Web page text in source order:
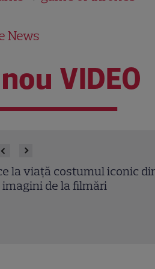
News
VIDEO
viață costumul iconic din
de la filmări